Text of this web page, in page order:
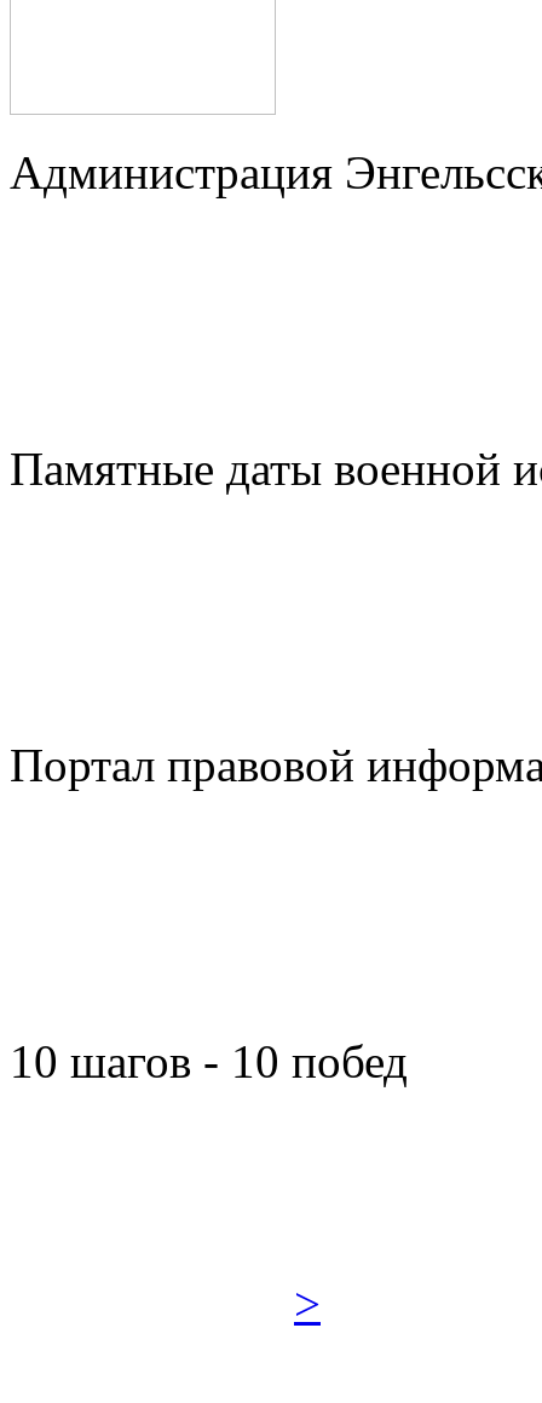
Администрация
Памятные даты военной
Портал правовой
10 шагов - 10 побед
>